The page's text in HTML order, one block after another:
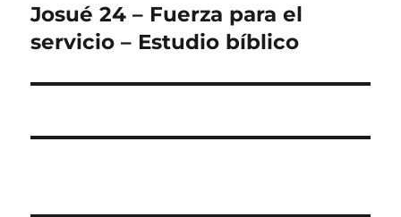
Entrada
siguiente:
Josué 24 – Fuerza para el
servicio – Estudio bíblico